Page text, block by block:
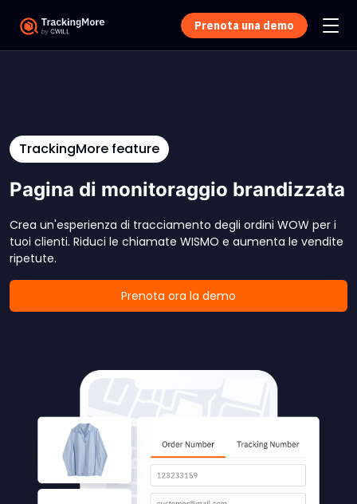
Prenota una demo
TrackingMore feature
Pagina di monitoraggio brandizzata
Crea un'esperienza di tracciamento degli ordini WOW per i
tuoi clienti. Riduci le chiamate WISMO e aumenta le vendite
ripetute.
Prenota ora la demo